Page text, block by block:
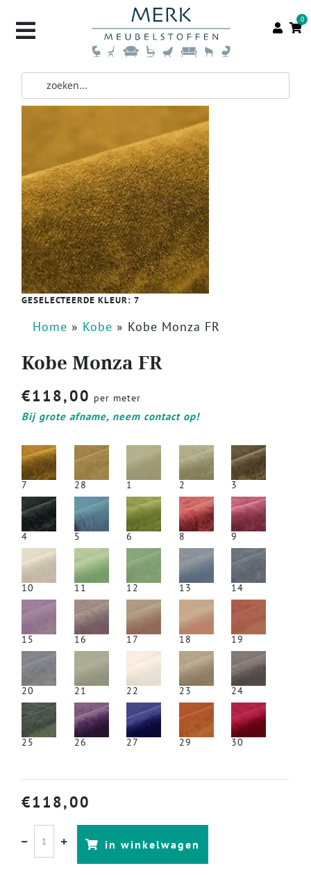
0
GESELECTEERDE KLEUR: 7
Home » Kobe » Kobe Monza FR
Kobe Monza FR
€118,00 per meter
Bij grote afname, neem contact op!
7 28 1 2 3
4 5 6 8 9
10 11 12 13 14
15 16 17 18 19
20 21 22 23 24
25 26 27 29 30
€118,00
in winkelwagen